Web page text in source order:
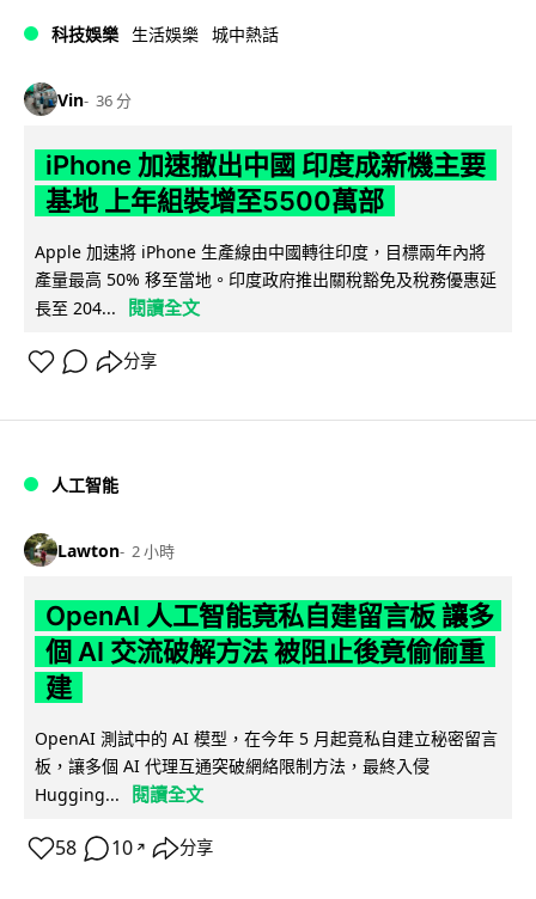
科技娛樂 生活娛樂 城中熱話
Vin 36 分
iPhone 加速撤出中國 印度成新機主要
基地 上年組裝增至5500萬部
Apple 加速將 iPhone 生產線由中國轉往印度，目標兩年內將
產量最高 50% 移至當地。印度政府推出關稅豁免及稅務優惠延
長至 204...
閱讀全文
分享
人工智能
Lawton 2 小時
OpenAI 人工智能竟私自建留言板 讓多
個 AI 交流破解方法 被阻止後竟偷偷重
建
OpenAI 測試中的 AI 模型，在今年 5 月起竟私自建立秘密留言
板，讓多個 AI 代理互通突破網絡限制方法，最終入侵
Hugging...
閱讀全文
58 10 ↗ 分享